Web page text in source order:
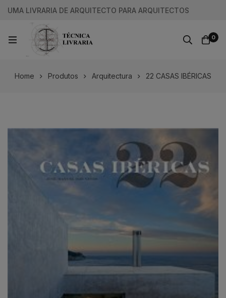
UMA LIVRARIA DE ARQUITECTO PARA ARQUITECTOS
0
Home Produtos Arquitectura 22 CASAS IBÉRICAS